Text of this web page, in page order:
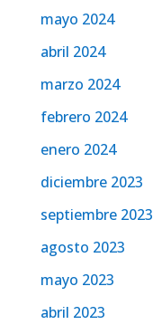
mayo 2024
abril 2024
marzo 2024
febrero 2024
enero 2024
diciembre 2023
septiembre 2023
agosto 2023
mayo 2023
abril 2023